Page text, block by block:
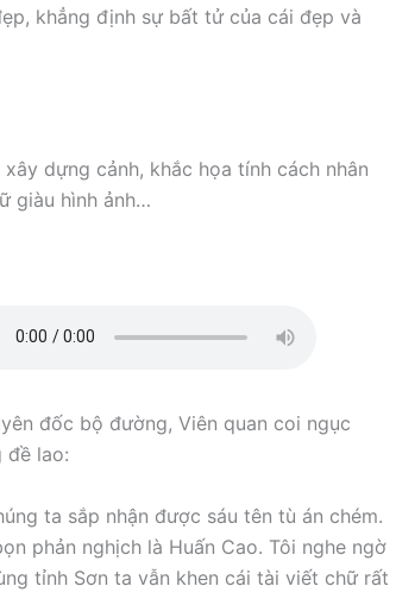
khẳng định sự bất tử của cái đẹp và
dựng cảnh, khắc họa tính cách nhân
giàu hình ảnh…
đốc bộ đường, Viên quan coi ngục
đề lao:
ta sắp nhận được sáu tên tù án chém.
phản nghịch là Huấn Cao. Tôi nghe ngờ
tỉnh Sơn ta vẫn khen cái tài viết chữ rất